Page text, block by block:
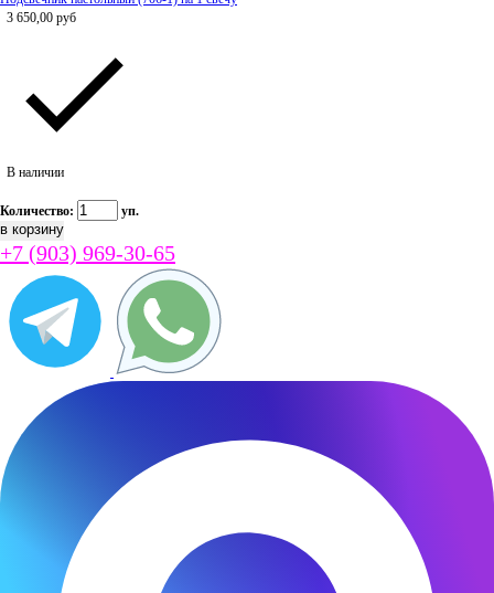
3 650,00 руб
В наличии
Количество: уп.
+7 (903) 969-30-65